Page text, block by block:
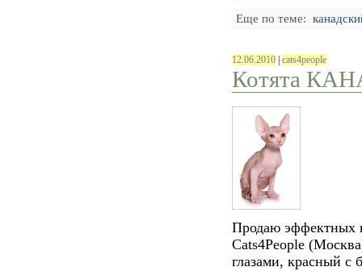
Еще по теме:
12.06.2010 |cats4people
Котята
Продаю эффектных
Cats4People
глазами, красный с